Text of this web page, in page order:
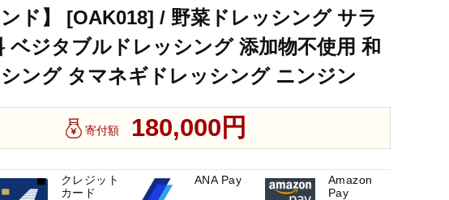
ド】 [OAK018] / 野菜ドレッシング サラ
ベジタブルドレッシング 添加物不使用 和
ング タマネギドレッシング ニンジン
寄付額 180,000円
クレジット
カード
ANA Pay
Amazon
Pay